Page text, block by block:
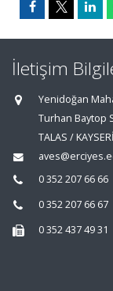
İletişim
Yenidoğan
Turhan Baytop
TALAS / KAYSERİ
0 352 207 66 66
0 352 207 66 67
0 352 437 49 31